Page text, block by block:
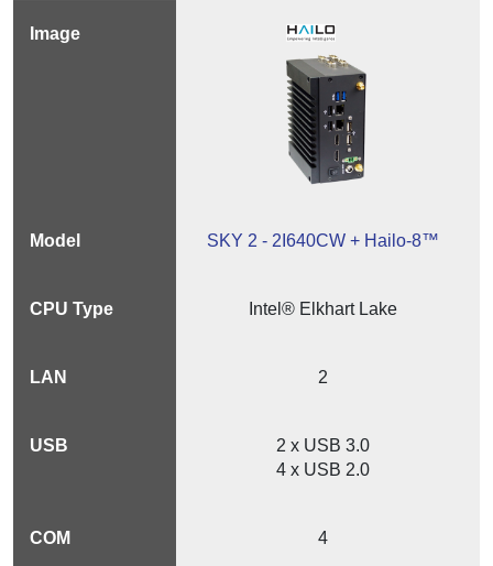
SKY 2 - 2I640CW + Hailo-8™
Intel® Elkhart Lake
2
2 x USB 3.0
4 x USB 2.0
4